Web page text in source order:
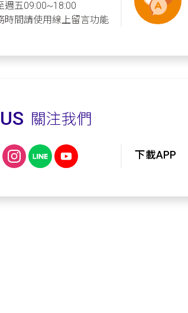
週五09:00~18:00
時間請使用線上留言功能
關注我們
下載APP